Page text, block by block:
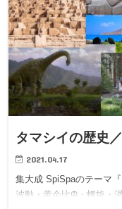
タマシイの歴史
2021.04.17
集大成 SpiSpaのテーマ
波動・黄金比Φ・螺旋・